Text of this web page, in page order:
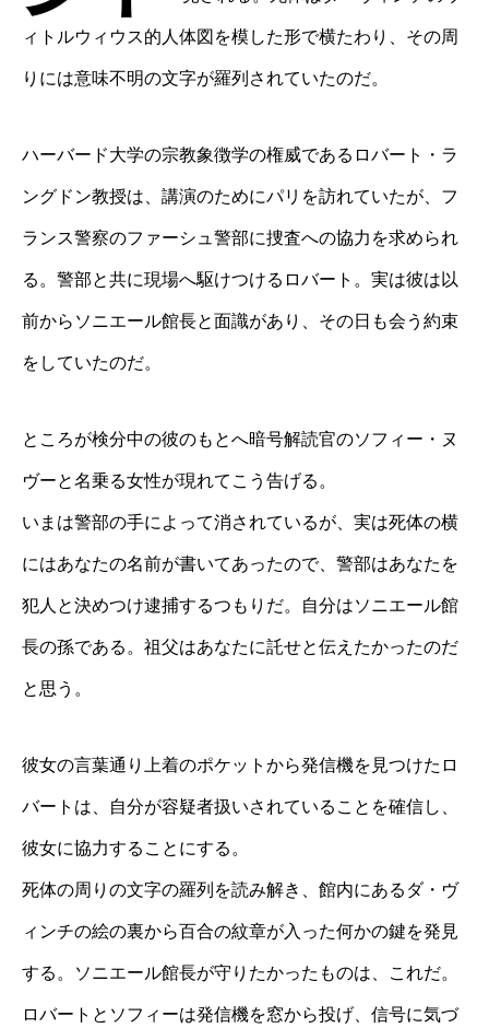
ィトルウィウス的人体図を模した形で横たわり、その周
りには意味不明の文字が羅列されていたのだ。
ハーバード大学の宗教象徴学の権威であるロバート・ラ
ングドン教授は、講演のためにパリを訪れていたが、フ
ランス警察のファーシュ警部に捜査への協力を求められ
る。警部と共に現場へ駆けつけるロバート。実は彼は以
前からソニエール館長と面識があり、その日も会う約束
をしていたのだ。
ところが検分中の彼のもとへ暗号解読官のソフィー・ヌ
ヴーと名乗る女性が現れてこう告げる。
いまは警部の手によって消されているが、実は死体の横
にはあなたの名前が書いてあったので、警部はあなたを
犯人と決めつけ逮捕するつもりだ。自分はソニエール館
長の孫である。祖父はあなたに託せと伝えたかったのだ
と思う。
彼女の言葉通り上着のポケットから発信機を見つけたロ
バートは、自分が容疑者扱いされていることを確信し、
彼女に協力することにする。
死体の周りの文字の羅列を読み解き、館内にあるダ・ヴ
ィンチの絵の裏から百合の紋章が入った何かの鍵を発見
する。ソニエール館長が守りたかったものは、これだ。
ロバートとソフィーは発信機を窓から投げ、信号に気づ